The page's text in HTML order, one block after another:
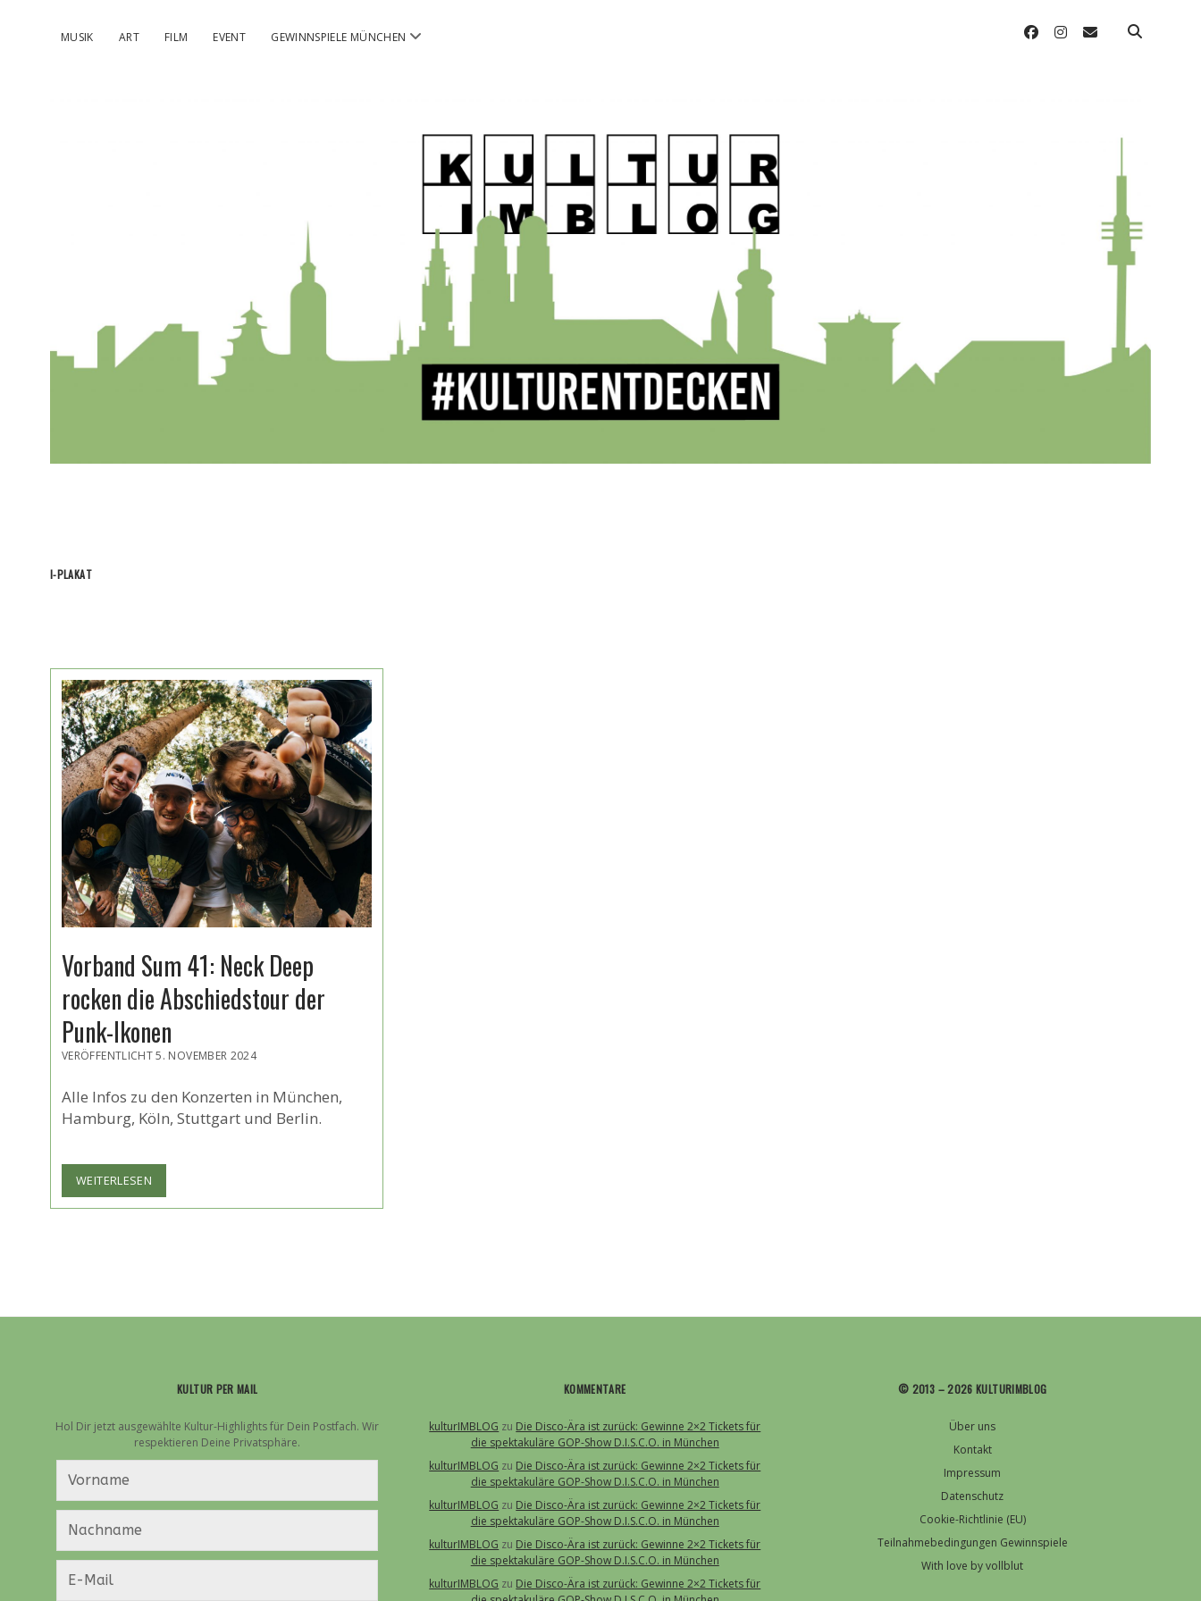
MUSIK ART FILM EVENT GEWINNSPIELE MÜNCHEN Menü
facebookinstagram
email
kulturIMBLOG
I-PLAKAT
Vorband Sum 41: Neck Deep
rocken die Abschiedstour der
Punk-Ikonen
VERÖFFENTLICHT 5. NOVEMBER 2024
Alle Infos zu den Konzerten in München,
Hamburg, Köln, Stuttgart und Berlin.
WEITERLESEN
SUM
41:
DER
KULTUR PER MAIL
Hol Dir jetzt ausgewählte Kultur-Highlights für Dein Postfach. Wir
respektieren Deine Privatsphäre.
KOMMENTARE
kulturIMBLOG zu Die Disco-Ära ist zurück: Gewinne 2×2 Tickets für
die spektakuläre GOP-Show D.I.S.C.O. in München
kulturIMBLOG zu Die Disco-Ära ist zurück: Gewinne 2×2 Tickets für
die spektakuläre GOP-Show D.I.S.C.O. in München
kulturIMBLOG zu Die Disco-Ära ist zurück: Gewinne 2×2 Tickets für
die spektakuläre GOP-Show D.I.S.C.O. in München
kulturIMBLOG zu Die Disco-Ära ist zurück: Gewinne 2×2 Tickets für
die spektakuläre GOP-Show D.I.S.C.O. in München
kulturIMBLOG zu Die Disco-Ära ist zurück: Gewinne 2×2 Tickets für
© 2013 – 2026 KULTURIMBLOG
Über uns
Kontakt
Impressum
Datenschutz
Cookie-Richtlinie (EU)
Teilnahmebedingungen Gewinnspiele
With love by vollblut